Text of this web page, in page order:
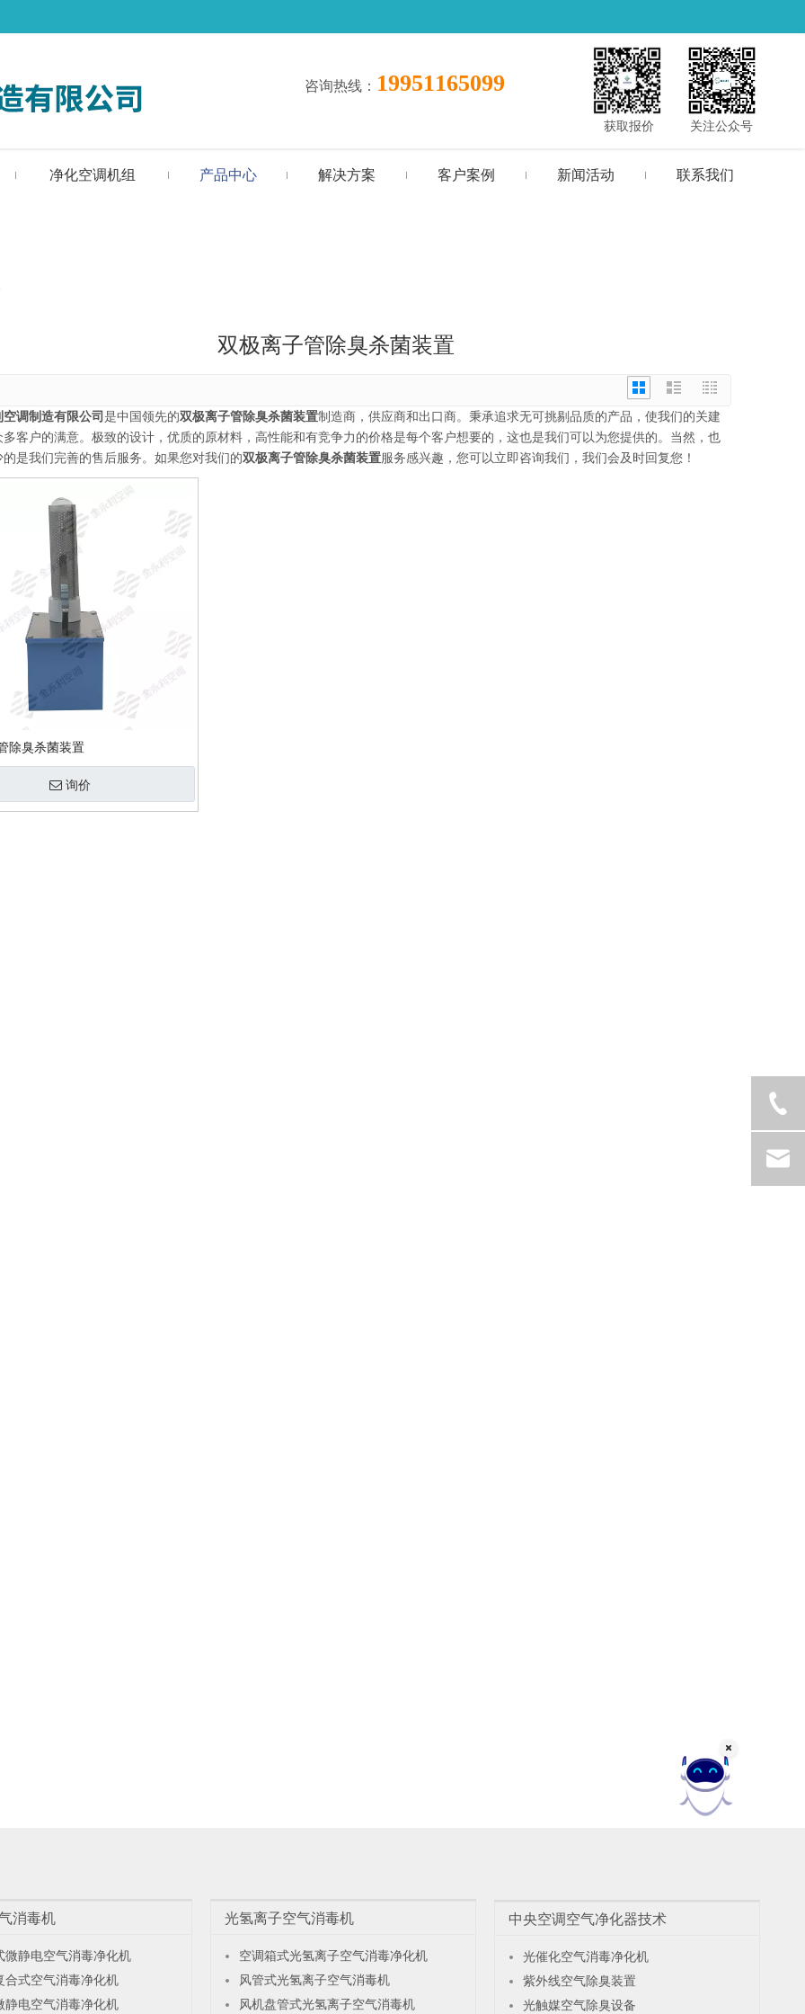
咨询热线 ： 19951165099
获取报价 关注公众号
净化空调机组 产品中心 解决方案 客户案例 新闻活动 联系我们
双极离子管除臭杀菌装置
调制造有限公司 是中国领先的双极离子管除臭杀菌装置制造商，供应商和出口商。秉承追求无可挑剔品质的产品，使我们的关建
多客户的满意。极致的设计，优质的原材料，高性能和有竞争力的价格是每个客户想要的，这也是我们可以为您提供的。当然，也
的是我们完善的售后服务。如果您对我们的双极离子管除臭杀菌装置服务感兴趣，您可以立即咨询我们，我们会及时回复您！
除臭杀菌装置
询价
消毒机
微静电空气消毒净化机
合式空气消毒净化机
静电空气消毒净化机
光氢离子空气消毒机
空调箱式光氢离子空气消毒净化机
风管式光氢离子空气消毒机
风机盘管式光氢离子空气消毒机
中央空调空气净化器技术
光催化空气消毒净化机
紫外线空气除臭装置
光触媒空气除臭设备